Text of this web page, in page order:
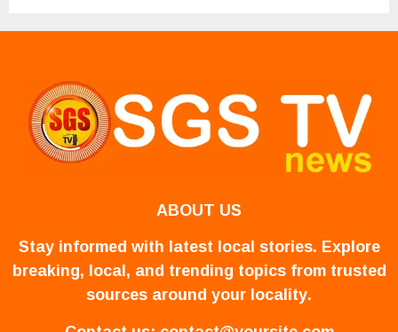
ABOUT US
Stay informed with latest local stories. Explore
breaking, local, and trending topics from trusted
sources around your locality.